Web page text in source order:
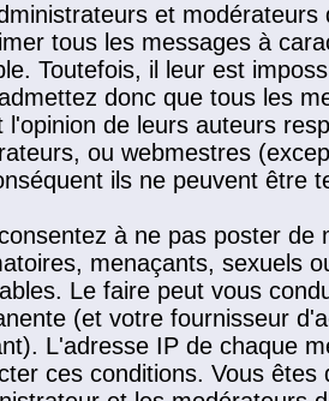
et
tous les messages à
Toutefois, il leur est
donc que tous les
l'opinion de leurs auteurs
ou webmestres
ils ne peuvent être
à ne pas poster de
menaçants, sexuels
Le faire peut vous
(et votre fournisseur
L'adresse IP de chaque
ces conditions. Vous